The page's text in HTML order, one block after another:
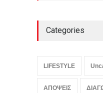
Categories
LIFESTYLE
ΑΠΟΨΕΙΣ